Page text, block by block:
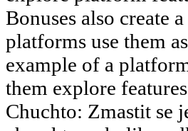
Bonuses also create
platforms use them
example of a
them explore
Chuchto: Zmastit se